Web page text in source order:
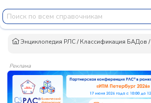
Энциклопедия РЛС/Классификация БАДов /
Реклама